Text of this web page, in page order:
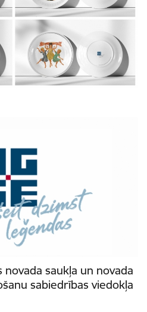
saukļa un novada
sabiedrības viedokļa